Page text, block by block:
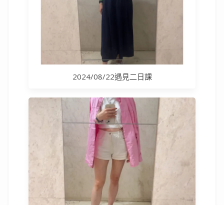
2024/08/22遇見二日課